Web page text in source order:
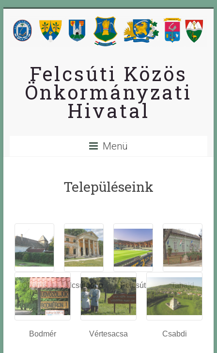
Felcsúti Közös
Önkormányzati
Hivatal
Menü
Településeink
Óbarok
Alcsútdobo
z
Felcsút Tabajd
Bodmér Vértesacsa Csabdi